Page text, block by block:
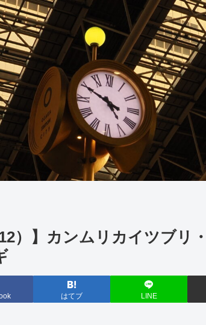
12）】カンムリカイツブリ
はてブ LINE